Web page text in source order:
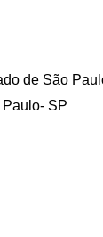
de São
SP